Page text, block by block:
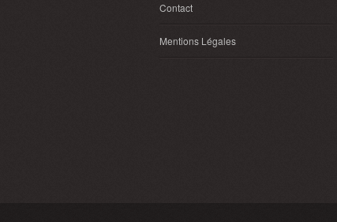
Contact
Mentions Légales